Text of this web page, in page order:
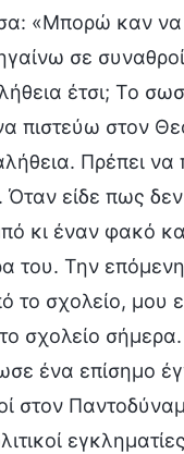
«Μπορώ καν να
σε
έτσι; Το
πιστεύω στον
Πρέπει να
Όταν είδε πως
κι έναν φακό
του. Την
το σχολείο, μου
σχολείο
ένα επίσημο
στον